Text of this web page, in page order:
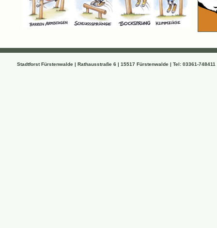
Stadtforst Fürstenwalde | Rathausstraße 6 | 15517 Fürstenwalde | Tel: 03361-748411